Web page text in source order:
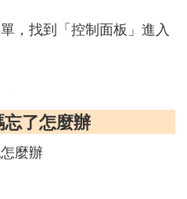
，找到「控制面板」進入
了怎麼辦
麼辦